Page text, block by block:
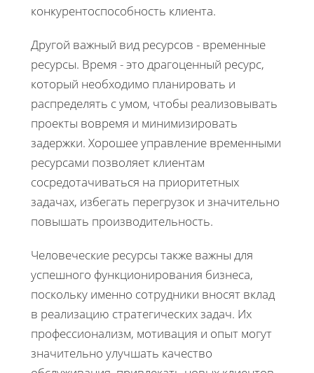
конкурентоспособность клиента.
Другой важный вид ресурсов - временные
ресурсы. Время - это драгоценный ресурс,
который необходимо планировать и
распределять с умом, чтобы реализовывать
проекты вовремя и минимизировать
задержки. Хорошее управление временными
ресурсами позволяет клиентам
сосредотачиваться на приоритетных
задачах, избегать перегрузок и значительно
повышать производительность.
Человеческие ресурсы также важны для
успешного функционирования бизнеса,
поскольку именно сотрудники вносят вклад
в реализацию стратегических задач. Их
профессионализм, мотивация и опыт могут
значительно улучшать качество